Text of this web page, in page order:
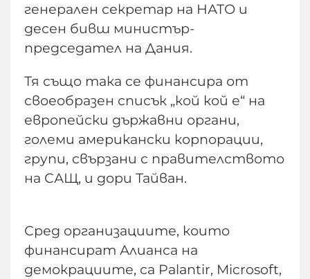
генерален секретар на НАТО и
десен бивш министър-
председател на Дания.
Тя също така се финансира от
своеобразен списък „кой кой е“ на
европейски държавни органи,
големи американски корпорации,
групи, свързани с правителството
на САЩ, и дори Тайван.
Сред организациите, които
финансират Алианса на
демокрациите, са Palantir, Microsoft,